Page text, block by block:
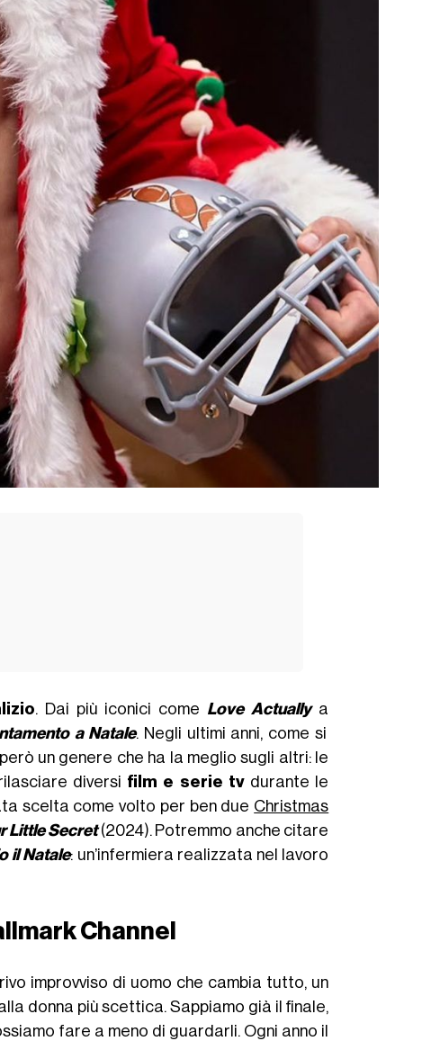
. Dai più iconici come Love Actuallya
a Natale. Negli ultimi anni, come si
un genere che ha la meglio sugli altri: le
diversi film e serie tvdurante le
scelta come volto per ben due Christmas
Little Secret(2024). Potremmo anche citare
il Natale: un’infermiera realizzata nel lavoro
Channel
improvviso di uomo che cambia tutto, un
donna più scettica. Sappiamo già il finale,
fare a meno di guardarli. Ogni anno il